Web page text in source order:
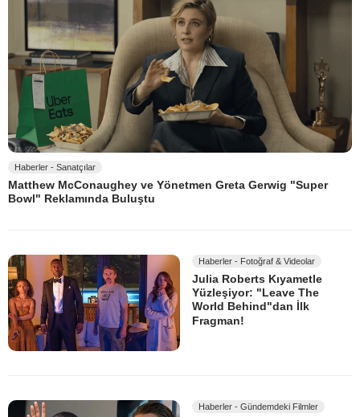
Haberler - Sanatçılar
Matthew McConaughey ve Yönetmen Greta Gerwig "Super
Bowl" Reklamında Buluştu
Haberler - Fotoğraf & Videolar
Julia Roberts Kıyametle
Yüzleşiyor: "Leave The
World Behind"dan İlk
Fragman!
Haberler - Gündemdeki Filmler